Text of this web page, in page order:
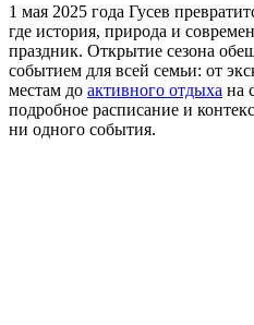
1 мая 2025 года Гусев
где история, природа и
праздник. Открытие сезона
событием для всей семьи: от
местам до активного отдыха на
подробное расписание и
ни одного события.